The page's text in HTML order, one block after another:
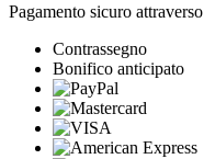
Pagamento sicuro attraverso
Contrassegno
Bonifico anticipato